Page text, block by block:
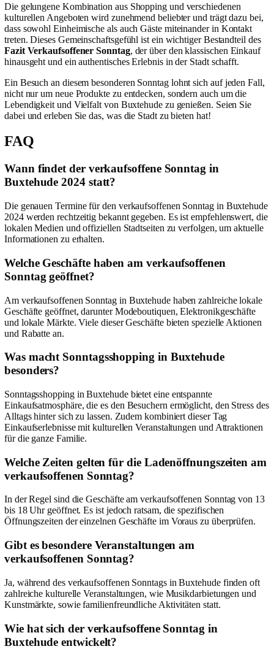
Die gelungene Kombination aus Shopping und verschiedenen
kulturellen Angeboten wird zunehmend beliebter und trägt dazu bei,
dass sowohl Einheimische als auch Gäste miteinander in Kontakt
treten. Dieses Gemeinschaftsgefühl ist ein wichtiger Bestandteil des
Fazit Verkaufsoffener Sonntag, der über den klassischen Einkauf
hinausgeht und ein authentisches Erlebnis in der Stadt schafft.
Ein Besuch an diesem besonderen Sonntag lohnt sich auf jeden Fall,
nicht nur um neue Produkte zu entdecken, sondern auch um die
Lebendigkeit und Vielfalt von Buxtehude zu genießen. Seien Sie
dabei und erleben Sie das, was die Stadt zu bieten hat!
FAQ
Wann findet der verkaufsoffene Sonntag in
Buxtehude 2024 statt?
Die genauen Termine für den verkaufsoffenen Sonntag in Buxtehude
2024 werden rechtzeitig bekannt gegeben. Es ist empfehlenswert, die
lokalen Medien und offiziellen Stadtseiten zu verfolgen, um aktuelle
Informationen zu erhalten.
Welche Geschäfte haben am verkaufsoffenen
Sonntag geöffnet?
Am verkaufsoffenen Sonntag in Buxtehude haben zahlreiche lokale
Geschäfte geöffnet, darunter Modeboutiquen, Elektronikgeschäfte
und lokale Märkte. Viele dieser Geschäfte bieten spezielle Aktionen
und Rabatte an.
Was macht Sonntagsshopping in Buxtehude
besonders?
Sonntagsshopping in Buxtehude bietet eine entspannte
Einkaufsatmosphäre, die es den Besuchern ermöglicht, den Stress des
Alltags hinter sich zu lassen. Zudem kombiniert dieser Tag
Einkaufserlebnisse mit kulturellen Veranstaltungen und Attraktionen
für die ganze Familie.
Welche Zeiten gelten für die Ladenöffnungszeiten am
verkaufsoffenen Sonntag?
In der Regel sind die Geschäfte am verkaufsoffenen Sonntag von 13
bis 18 Uhr geöffnet. Es ist jedoch ratsam, die spezifischen
Öffnungszeiten der einzelnen Geschäfte im Voraus zu überprüfen.
Gibt es besondere Veranstaltungen am
verkaufsoffenen Sonntag?
Ja, während des verkaufsoffenen Sonntags in Buxtehude finden oft
zahlreiche kulturelle Veranstaltungen, wie Musikdarbietungen und
Kunstmärkte, sowie familienfreundliche Aktivitäten statt.
Wie hat sich der verkaufsoffene Sonntag in
Buxtehude entwickelt?